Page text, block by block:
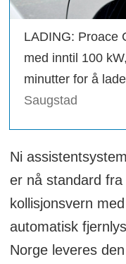
LADING: Proace
med inntil 100
minutter for å
Saugstad
Ni
er nå standard
kollisjonsvern
automatisk
Norge leveres